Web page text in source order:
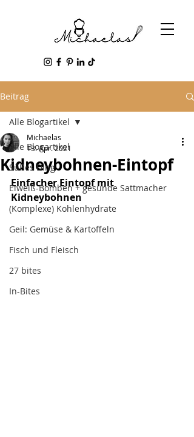
Beitrag
Alle Blogartikel
Süßes Ding
Eiweiß-Bomben + gesunde Sattmacher
(Komplexe) Kohlenhydrate
Geil: Gemüse & Kartoffeln
Fisch und Fleisch
27 bites
In-Bites
Alle Blogartikel
Kidneybohnen-Eintopf
Michaelas
13. Apr. 2021
Einfacher Eintopf mit
Kidneybohnen